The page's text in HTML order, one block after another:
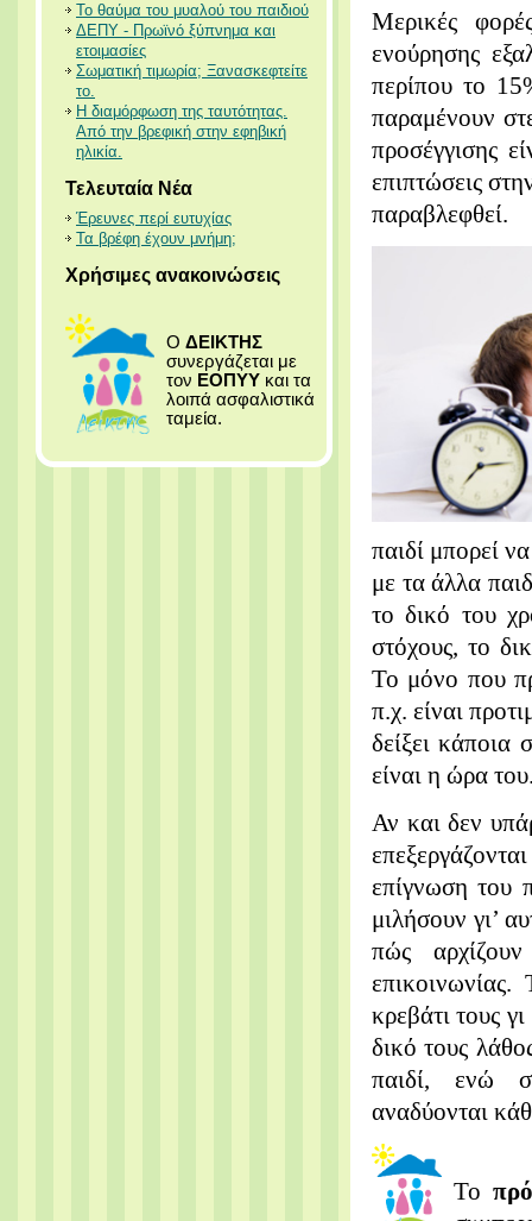
Το θαύμα του μυαλού του παιδιού
ΔΕΠΥ - Πρωϊνό ξύπνημα και
ετοιμασίες
Σωματική τιμωρία; Ξανασκεφτείτε
το.
Η διαμόρφωση της ταυτότητας.
Από την βρεφική στην εφηβική
ηλικία.
Τελευταία Νέα
Έρευνες περί ευτυχίας
Τα βρέφη έχουν μνήμη;
Χρήσιμες ανακοινώσεις
Ο ΔΕΙΚΤΗΣ
συνεργάζεται με
τον ΕΟΠΥΥ και τα
λοιπά ασφαλιστικά
ταμεία.
Μερικές
ενούρησης
περίπου το
παραμένουν
προσέγγισης
επιπτώσεις
παραβλεφθεί.
παιδί μπορεί
με τα άλλα
το δικό του
στόχους, το
Το μόνο που
π.χ. είναι
δείξει κάποια
είναι η ώρα
Αν και δεν
επίγνωση του
μιλήσουν γι’
πώς
κρεβάτι τους
δικό τους
παιδί, ενώ
αναδύονται
Το